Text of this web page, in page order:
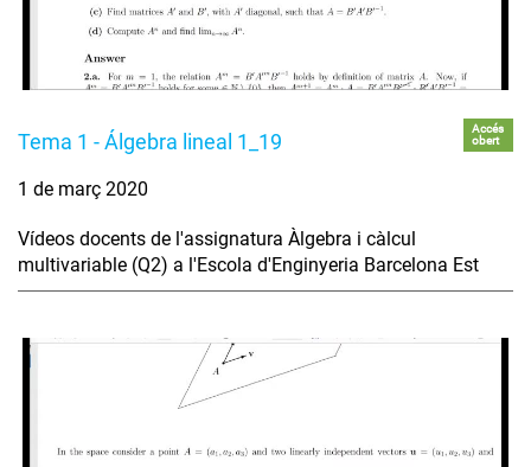
Tema 1 - Álgebra lineal 1_19
Accés
obert
1 de març 2020
Vídeos docents de l'assignatura Àlgebra i càlcul
multivariable (Q2) a l'Escola d'Enginyeria Barcelona Est